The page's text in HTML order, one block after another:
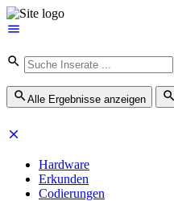
Alle Ergebnisse anzeigen
Hardware
Erkunden
Codierungen